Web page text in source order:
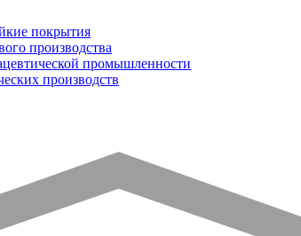
покрытия
производства
промышленности
производств